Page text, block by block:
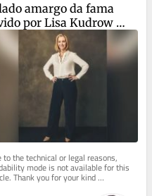
amargo da fama
por Lisa Kudrow
‘Friends’
to the technical or legal reasons,
mode is not available for this
Thank you for your kind